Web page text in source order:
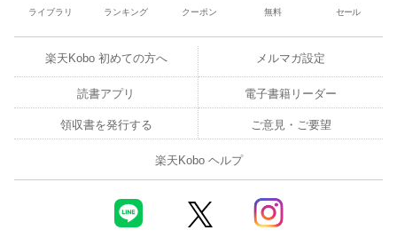
ライブラリ ランキング クーポン 無料 セール
楽天Kobo 初めての方へ メルマガ設定
読書アプリ 電子書籍リーダー
領収書を発行する ご意見・ご要望
楽天Kobo ヘルプ